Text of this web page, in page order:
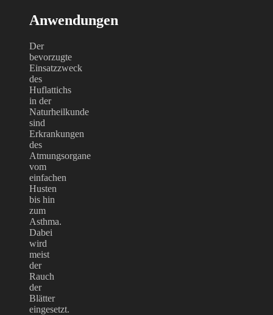
Anwendungen
Der
bevorzugte
Einsatzzweck
des
Huflattichs
in der
Naturheilkunde
sind
Erkrankungen
des
Atmungsorgane
vom
einfachen
Husten
bis hin
zum
Asthma.
Dabei
wird
meist
der
Rauch
der
Blätter
eingesetzt.